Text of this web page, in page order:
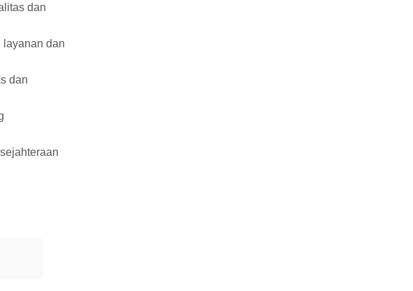
dan
layanan dan
dan